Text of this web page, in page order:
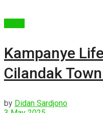
Kampanye
Cilandak
by Didan Sardjono